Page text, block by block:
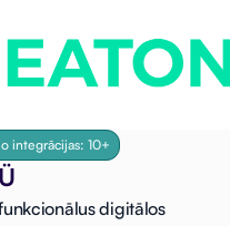
integrācijas: 10+
digitālos